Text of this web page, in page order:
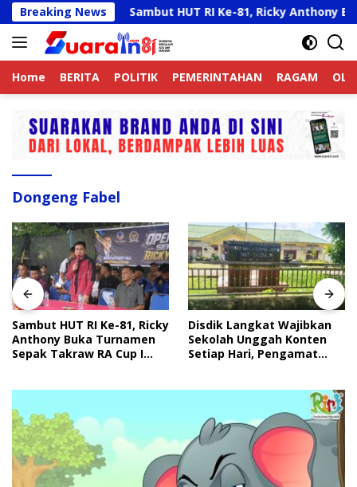
Langsung
ke
konten
Breaking News
RI Sambut HUT RI Ke-81, Ricky Anthony Buka
Home BERITA POLITIK PEMERINTAHAN RAGAM
Dongeng Fabel
Sambut HUT RI Ke-81, Ricky
Anthony Buka Turnamen
Sepak Takraw RA Cup I
Disdik Langkat Wajibkan
Sekolah Unggah Konten
Setiap Hari, Pengamat